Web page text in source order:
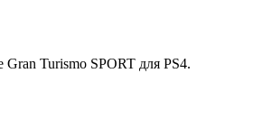
Turismo SPORT для PS4.